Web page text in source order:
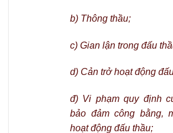
b) Thông thầu;
c) Gian lận trong đấu
d) Cản trở hoạt động
đ) Vi phạm quy định
bảo đảm công bằng,
hoạt động đấu thầu;